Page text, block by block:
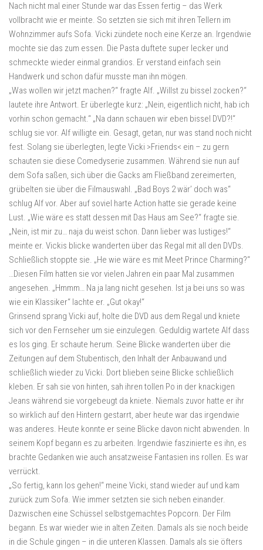
Nach nicht mal einer Stunde war das Essen fertig – das Werk
vollbracht wie er meinte. So setzten sie sich mit ihren Tellern im
Wohnzimmer aufs Sofa. Vicki zündete noch eine Kerze an. Irgendwie
mochte sie das zum essen. Die Pasta duftete super lecker und
schmeckte wieder einmal grandios. Er verstand einfach sein
Handwerk und schon dafür musste man ihn mögen.
„Was wollen wir jetzt machen?“ fragte Alf. „Willst zu bissel zocken?“
lautete ihre Antwort. Er überlegte kurz: „Nein, eigentlich nicht, hab ich
vorhin schon gemacht.“ „Na dann schauen wir eben bissel DVD?!“
schlug sie vor. Alf willigte ein. Gesagt, getan, nur was stand noch nicht
fest. Solang sie überlegten, legte Vicki >Friends< ein – zu gern
schauten sie diese Comedyserie zusammen. Während sie nun auf
dem Sofa saßen, sich über die Gacks am Fließband zereimerten,
grübelten sie über die Filmauswahl. „Bad Boys 2 wär’ doch was“
schlug Alf vor. Aber auf soviel harte Action hatte sie gerade keine
Lust. „Wie wäre es statt dessen mit Das Haus am See?“ fragte sie.
„Nein, ist mir zu… naja du weist schon. Dann lieber was lustiges!“
meinte er. Vickis blicke wanderten über das Regal mit all den DVDs.
Schließlich stoppte sie. „He wie wäre es mit Meet Prince Charming?“
…Diesen Film hatten sie vor vielen Jahren ein paar Mal zusammen
angesehen. „Hmmm… Na ja lang nicht gesehen. Ist ja bei uns so was
wie ein Klassiker“ lachte er. „Gut okay!“
Grinsend sprang Vicki auf, holte die DVD aus dem Regal und kniete
sich vor den Fernseher um sie einzulegen. Geduldig wartete Alf dass
es los ging. Er schaute herum. Seine Blicke wanderten über die
Zeitungen auf dem Stubentisch, den Inhalt der Anbauwand und
schließlich wieder zu Vicki. Dort blieben seine Blicke schließlich
kleben. Er sah sie von hinten, sah ihren tollen Po in der knackigen
Jeans während sie vorgebeugt da kniete. Niemals zuvor hatte er ihr
so wirklich auf den Hintern gestarrt, aber heute war das irgendwie
was anderes. Heute konnte er seine Blicke davon nicht abwenden. In
seinem Kopf begann es zu arbeiten. Irgendwie faszinierte es ihn, es
brachte Gedanken wie auch ansatzweise Fantasien ins rollen. Es war
verrückt.
„So fertig, kann los gehen!“ meine Vicki, stand wieder auf und kam
zurück zum Sofa. Wie immer setzten sie sich neben einander.
Dazwischen eine Schüssel selbstgemachtes Popcorn. Der Film
begann. Es war wieder wie in alten Zeiten. Damals als sie noch beide
in die Schule gingen – in die unteren Klassen. Damals als sie öfters